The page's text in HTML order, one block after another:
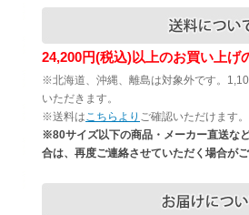
24,200円(税込)以上のお買い上げ
※北海道、沖縄、離島は対象外です。
いただきます。
※送料はこちらより ご確認いただけます。
※80サイズ以下の商品・メーカー直送な
合は、再度ご連絡させていただく場合が